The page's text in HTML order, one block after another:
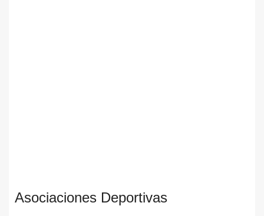
Asociaciones Deportivas